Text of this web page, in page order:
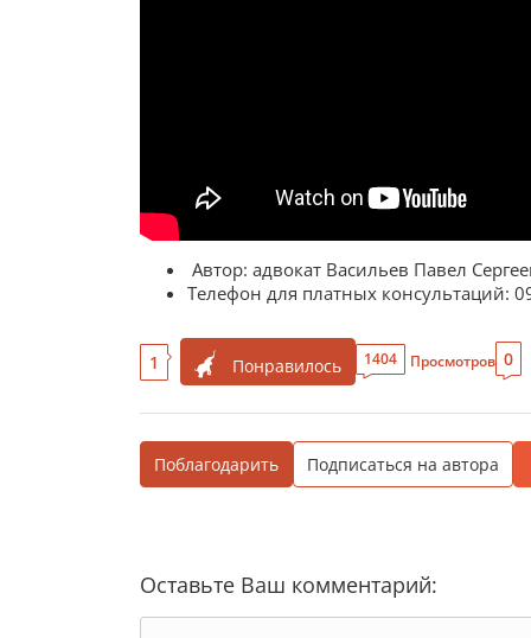
Автор: адвокат Васильев Павел
Телефон для платных консультаций:
1 Понравилось 1404 Просмотров 0
Поблагодарить Подписаться на автора
Оставьте Ваш комментарий: